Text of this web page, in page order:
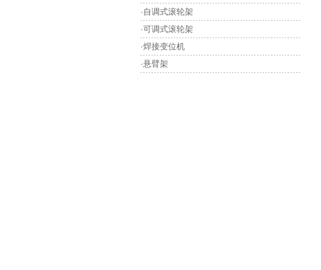
·自调式滚轮架
·可调式滚轮架
·焊接变位机
·悬臂架